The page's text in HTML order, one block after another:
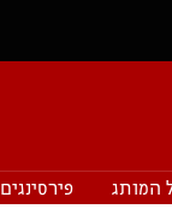
המותג פירסינגים